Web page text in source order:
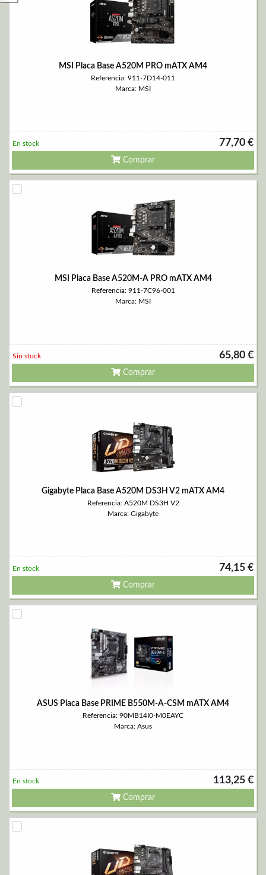
MSI Placa Base A520M PRO mATX AM4
Referencia: 911-7D14-011
Marca: MSI
77,70 €
En stock
Comprar
MSI Placa Base A520M-A PRO mATX AM4
Referencia: 911-7C96-001
Marca: MSI
65,80 €
Sin stock
Comprar
Gigabyte Placa Base A520M DS3H V2 mATX AM4
Referencia: A520M DS3H V2
Marca: Gigabyte
74,15 €
En stock
Comprar
ASUS Placa Base PRIME B550M-A-CSM mATX AM4
Referencia: 90MB14I0-M0EAYC
Marca: Asus
113,25 €
En stock
Comprar